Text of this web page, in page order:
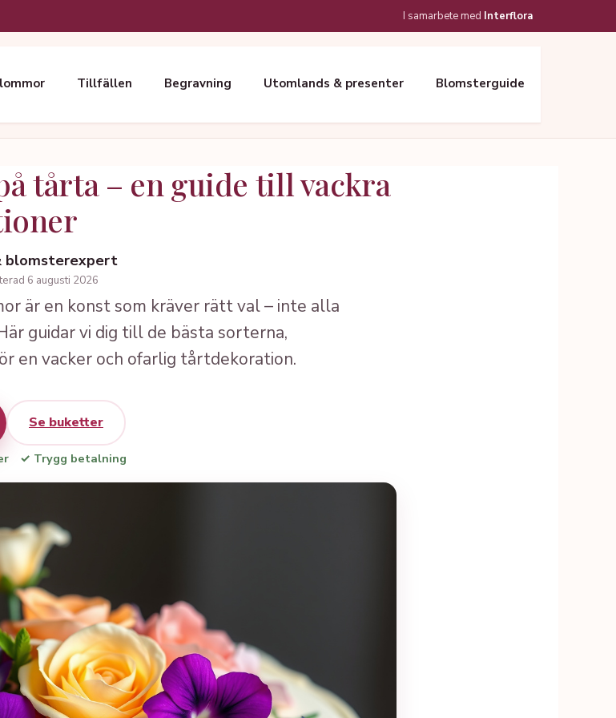
I samarbete med Interflora
Tillfällen Begravning Utomlands & presenter Blomsterguide
tårta – en guide till vackra
blomsterexpert
6 augusti 2026
är en konst som kräver rätt val – inte alla
guidar vi dig till de bästa sorterna,
en vacker och ofarlig tårtdekoration.
Se buketter
✓ Trygg betalning